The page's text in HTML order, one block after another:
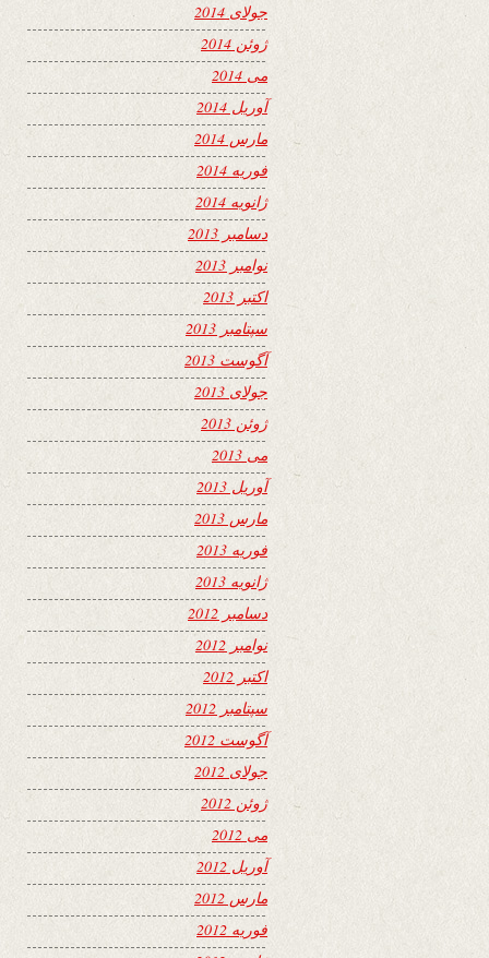
جولای 2014
ژوئن 2014
می 2014
آوریل 2014
مارس 2014
فوریه 2014
ژانویه 2014
دسامبر 2013
نوامبر 2013
اکتبر 2013
سپتامبر 2013
آگوست 2013
جولای 2013
ژوئن 2013
می 2013
آوریل 2013
مارس 2013
فوریه 2013
ژانویه 2013
دسامبر 2012
نوامبر 2012
اکتبر 2012
سپتامبر 2012
آگوست 2012
جولای 2012
ژوئن 2012
می 2012
آوریل 2012
مارس 2012
فوریه 2012